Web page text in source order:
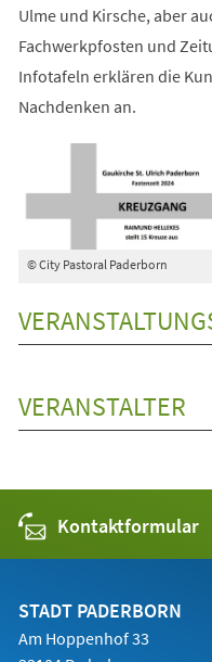
Ulme und Kirsche, aber
Fachwerkpfosten und
Infotafeln erklären die
Nachdenken an.
© City Pastoral Paderborn
VERANSTALTER
Kontaktformular
STADT PADERBORN
Am Hoppenhof 33